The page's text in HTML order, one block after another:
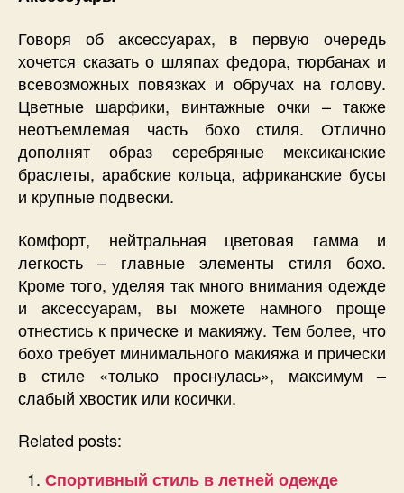
Говоря об аксессуарах, в первую очередь
хочется сказать о шляпах федора, тюрбанах и
всевозможных повязках и обручах на голову.
Цветные шарфики, винтажные очки – также
неотъемлемая часть бохо стиля. Отлично
дополнят образ серебряные мексиканские
браслеты, арабские кольца, африканские бусы
и крупные подвески.
Комфорт, нейтральная цветовая гамма и
легкость – главные элементы стиля бохо.
Кроме того, уделяя так много внимания одежде
и аксессуарам, вы можете намного проще
отнестись к прическе и макияжу. Тем более, что
бохо требует минимального макияжа и прически
в стиле «только проснулась», максимум –
слабый хвостик или косички.
Related posts:
Спортивный стиль в летней одежде